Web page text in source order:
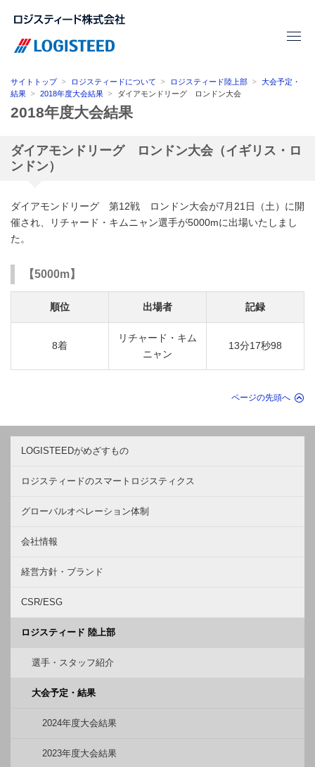
サイトトップ ロジスティードについて ロジスティード陸上部
大会予定・
結果
2018年度大会結果 ダイアモンドリーグ ロンドン大会
2018年度大会結果
ダイアモンドリーグ ロンドン大会（イギリス・ロ
ンドン）
ダイアモンドリーグ 第12戦 ロンドン大会が7月21日（土）に開
催され、リチャード・キムニャン選手が5000mに出場いたしまし
た。
【5000m】
順位 出場者 記録
8着
リチャード・キム
ニャン
13分17秒98
ページの先頭へ
LOGISTEEDがめざすもの
ロジスティードのスマートロジスティクス
グローバルオペレーション体制
会社情報
経営方針・ブランド
CSR/ESG
ロジスティード 陸上部
選手・スタッフ紹介
大会予定・結果
2024年度大会結果
2023年度大会結果